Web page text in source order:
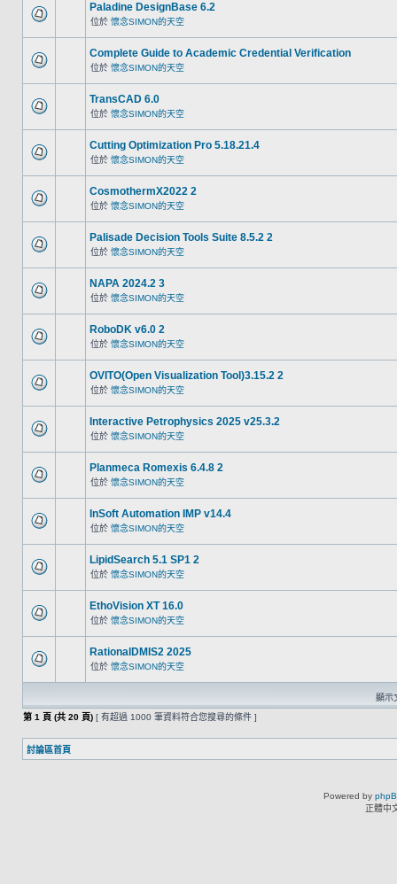
Paladine DesignBase 6.2
位於 懷念SIMON的天空
Complete Guide to Academic Credential Verification
位於 懷念SIMON的天空
TransCAD 6.0
位於 懷念SIMON的天空
Cutting Optimization Pro 5.18.21.4
位於 懷念SIMON的天空
CosmothermX2022 2
位於 懷念SIMON的天空
Palisade Decision Tools Suite 8.5.2 2
位於 懷念SIMON的天空
NAPA 2024.2 3
位於 懷念SIMON的天空
RoboDK v6.0 2
位於 懷念SIMON的天空
OVITO(Open Visualization Tool)3.15.2 2
位於 懷念SIMON的天空
Interactive Petrophysics 2025 v25.3.2
位於 懷念SIMON的天空
Planmeca Romexis 6.4.8 2
位於 懷念SIMON的天空
InSoft Automation IMP v14.4
位於 懷念SIMON的天空
LipidSearch 5.1 SP1 2
位於 懷念SIMON的天空
EthoVision XT 16.0
位於 懷念SIMON的天空
RationalDMIS2 2025
位於 懷念SIMON的天空
顯示
第 1 頁 (共 20 頁) [ 有超過 1000 筆資料符合您搜尋的條件 ]
討論區首頁
Powered by
正體中